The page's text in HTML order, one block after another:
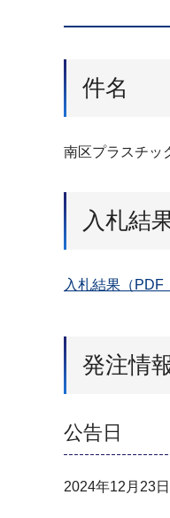
件名
南区プラスチッ
入札結
入札結果（PDF
発注情
公告日
2024年12月23日